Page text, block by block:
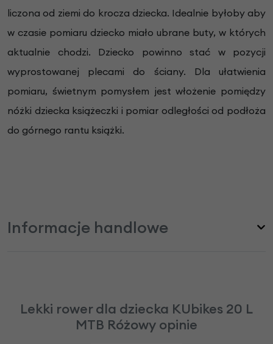
liczona od ziemi do krocza dziecka. Idealnie byłoby aby
w czasie pomiaru dziecko miało ubrane buty, w których
aktualnie chodzi. Dziecko powinno stać w pozycji
wyprostowanej plecami do ściany. Dla ułatwienia
pomiaru, świetnym pomysłem jest włożenie pomiędzy
nóżki dziecka książeczki i pomiar odległości od podłoża
do górnego rantu książki.
Informacje handlowe
Lekki rower dla dziecka KUbikes 20 L
MTB Różowy opinie